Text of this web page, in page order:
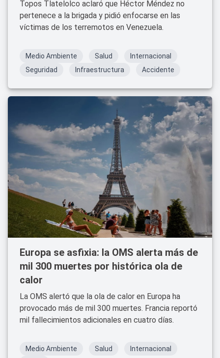
Topos Tlatelolco aclaró que Héctor Méndez no
pertenece a la brigada y pidió enfocarse en las
víctimas de los terremotos en Venezuela.
Medio Ambiente Salud
Internacional
Seguridad
Infraestructura Accidente
Europa se asfixia: la OMS alerta más de
mil 300 muertes por histórica ola de
calor
La OMS alertó que la ola de calor en Europa ha
provocado más de mil 300 muertes. Francia reportó
mil fallecimientos adicionales en cuatro días.
Medio Ambiente Salud
Internacional